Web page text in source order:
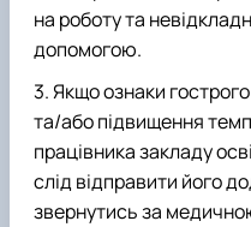
на роботу та
допомогою.
Якщо ознаки
та/або підвищення
працівника закладу
слід відправити його
звернутись за